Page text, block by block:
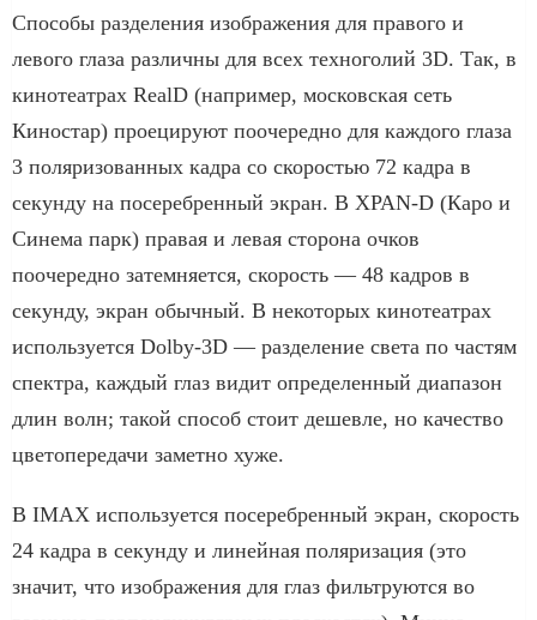
Способы разделения изображения для правого и
левого глаза различны для всех техноголий 3D. Так, в
кинотеатрах RealD (например, московская сеть
Киностар) проецируют поочередно для каждого глаза
3 поляризованных кадра со скоростью 72 кадра в
секунду на посеребренный экран. В XPAN-D (Каро и
Синема парк) правая и левая сторона очков
поочередно затемняется, скорость — 48 кадров в
секунду, экран обычный. В некоторых кинотеатрах
используется Dolby-3D — разделение света по частям
спектра, каждый глаз видит определенный диапазон
длин волн; такой способ стоит дешевле, но качество
цветопередачи заметно хуже.
В IMAX используется посеребренный экран, скорость
24 кадра в секунду и линейная поляризация (это
значит, что изображения для глаз фильтруются во